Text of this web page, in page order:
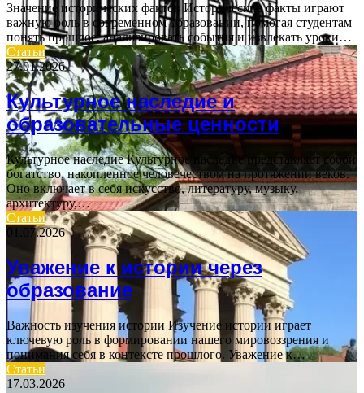
Значение исторических фактов Исторические факты играют
важную роль в современном образовании, помогая студентам
понять прошлое, анализировать события и извлекать уроки…
Статьи
27.01.2026
Культурное наследие и
образовательные ценности
Культурное наследие Культурное наследие представляет собой
богатство, накопленное человечеством на протяжении веков.
Оно включает в себя искусство, литературу, музыку,
архитектуру,…
Статьи
01.07.2026
Уважение к истории через
образование
Важность изучения истории Изучение истории играет
ключевую роль в формировании нашего мировоззрения и
понимания себя в контексте прошлого. Уважение к…
Статьи
17.03.2026